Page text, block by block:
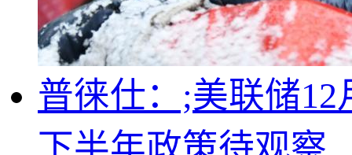
普徕仕：;美联储